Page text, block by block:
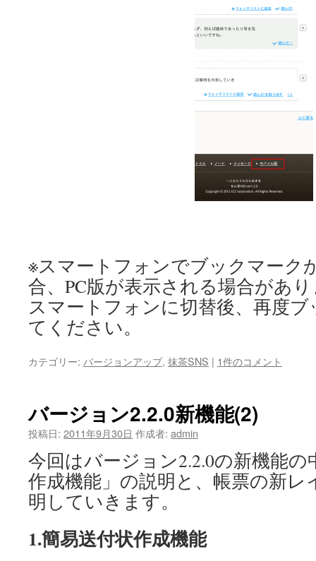
※スマートフォンでブックマーク
合、PC版が表示される場合があ
スマートフォンに切替後、再度
てください。
カテゴリー: バージョンアップ, 抹茶SNS | 1件のコメント
バージョン2.2.0新機能(2)
投稿日: 2011年9月30日 作成者: admin
今回はバージョン2.2.0の新機能
作成機能」の説明と、帳票の新
明していきます。
1.簡易送付状作成機能